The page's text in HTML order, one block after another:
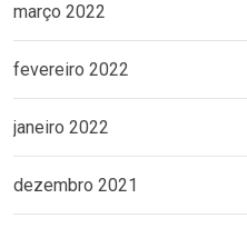
março 2022
fevereiro 2022
janeiro 2022
dezembro 2021